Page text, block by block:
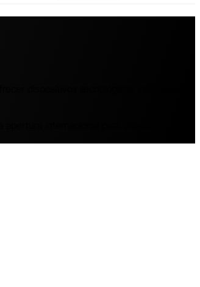
dispositivos tecnológicos innovadores,
internacional para ofrecer